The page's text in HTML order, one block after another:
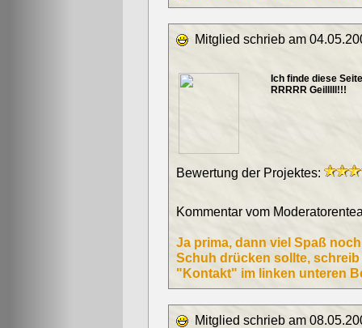
Mitglied schrieb am
Ich finde diese
RRRRR Geilllll!!!
Bewertung der Projektes:
Kommentar vom
Ja prima, dann viel Spaß
Schuh drücken sollte,
"Kontakt" im linken unteren
Mitglied schrieb am